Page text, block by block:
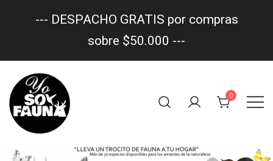
contenido
yo soy fauna
Un trocito de fauna en tu hogar
0
--- DESPACHO GRATIS por compras
sobre $50.000 ---